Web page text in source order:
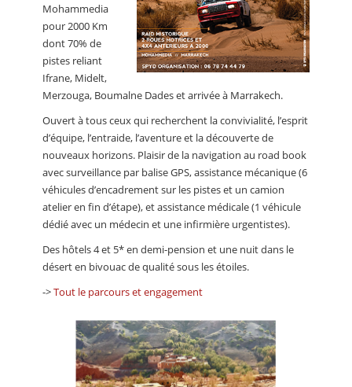
Mohammedia
pour 2000 Km
dont 70% de
pistes reliant
Ifrane, Midelt,
Merzouga, Boumalne Dades et arrivée à Marrakech.
Ouvert à tous ceux qui recherchent la convivialité, l’esprit
d’équipe, l’entraide, l’aventure et la découverte de
nouveaux horizons. Plaisir de la navigation au road book
avec surveillance par balise GPS, assistance mécanique (6
véhicules d’encadrement sur les pistes et un camion
atelier en fin d’étape), et assistance médicale (1 véhicule
dédié avec un médecin et une infirmière urgentistes).
Des hôtels 4 et 5* en demi-pension et une nuit dans le
désert en bivouac de qualité sous les étoiles.
->Tout le parcours et engagement